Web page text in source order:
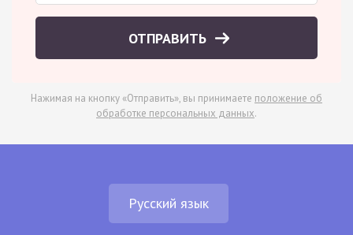
ОТПРАВИТЬ
Нажимая на кнопку «Отправить», вы принимаете положение об
обработке персональных данных.
Русский язык